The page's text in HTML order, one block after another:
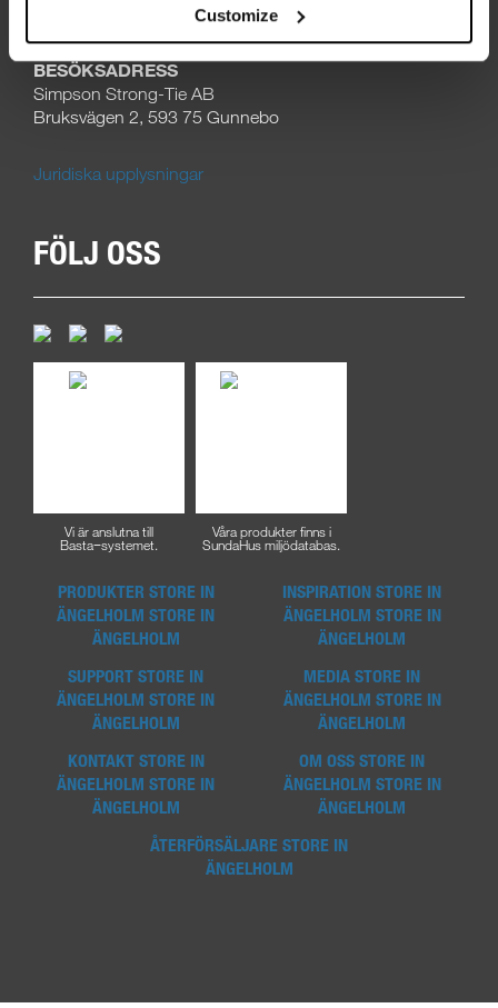
Customize
kundservice@strongtie.se
BESÖKSADRESS
Simpson Strong-Tie AB
Bruksvägen 2, 593 75 Gunnebo
Juridiska upplysningar
FÖLJ OSS
Vi är anslutna till
Basta−systemet.
Våra produkter finns i
SundaHus miljödatabas.
PRODUKTER STORE IN
ÄNGELHOLM STORE IN
ÄNGELHOLM
INSPIRATIONSTORE IN
ÄNGELHOLM STORE IN
ÄNGELHOLM
SUPPORTSTORE IN
ÄNGELHOLM STORE IN
ÄNGELHOLM
MEDIASTORE IN
ÄNGELHOLM STORE IN
ÄNGELHOLM
KONTAKT STORE IN
ÄNGELHOLM STORE IN
ÄNGELHOLM
OM OSSSTORE IN
ÄNGELHOLM STORE IN
ÄNGELHOLM
ÅTERFÖRSÄLJARE STORE IN
ÄNGELHOLM